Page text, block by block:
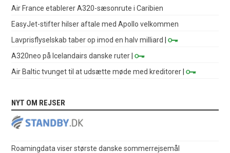
Air France etablerer A320-sæsonrute i Caribien
EasyJet-stifter hilser aftale med Apollo velkommen
Lavprisflyselskab taber op imod en halv milliard
|
A320neo på Icelandairs danske ruter |
Air Baltic tvunget til at udsætte møde med kreditorer |
NYT OM REJSER
Roamingdata viser største danske sommerrejsemål